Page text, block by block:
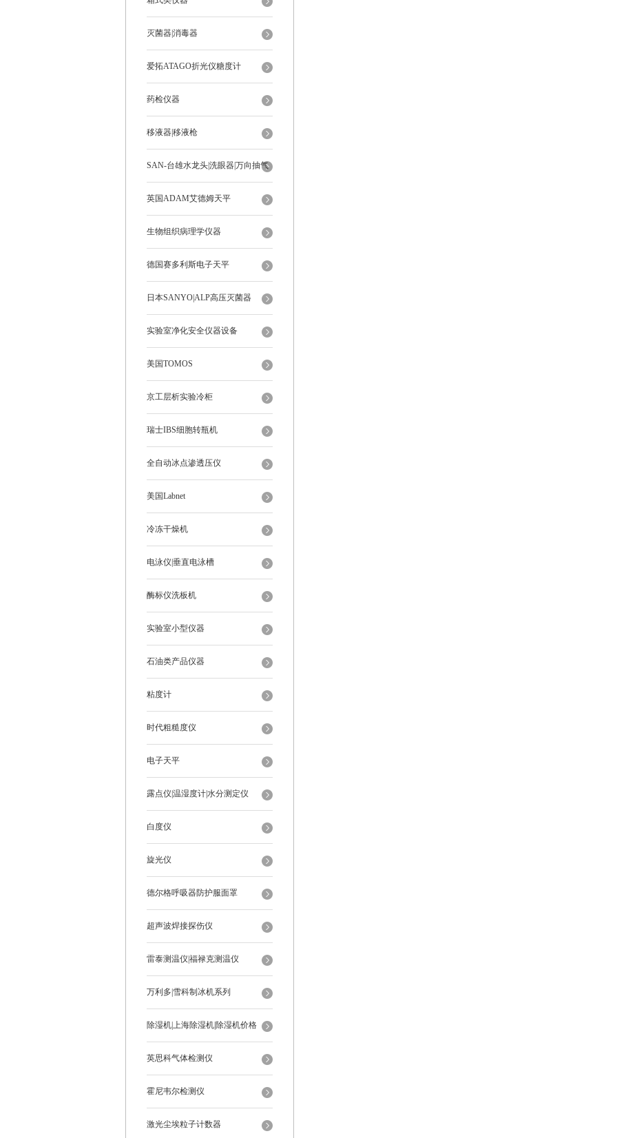
灭菌器|消毒器
爱拓ATAGO折光仪糖度计
药检仪器
移液器|移液枪
SAN-台雄水龙头|洗眼器|万向抽气
罩
英国ADAM艾德姆天平
生物组织病理学仪器
德国赛多利斯电子天平
日本SANYO|ALP高压灭菌器
实验室净化安全仪器设备
美国TOMOS
京工层析实验冷柜
瑞士IBS细胞转瓶机
全自动冰点渗透压仪
美国Labnet
冷冻干燥机
电泳仪|垂直电泳槽
酶标仪洗板机
实验室小型仪器
石油类产品仪器
粘度计
时代粗糙度仪
电子天平
露点仪|温湿度计|水分测定仪
白度仪
旋光仪
德尔格呼吸器防护服面罩
超声波焊接探伤仪
雷泰测温仪|福禄克测温仪
万利多|雪科制冰机系列
除湿机|上海除湿机|除湿机价格
英思科气体检测仪
霍尼韦尔检测仪
激光尘埃粒子计数器